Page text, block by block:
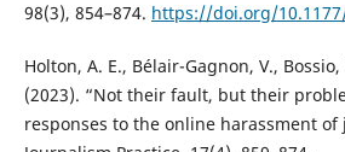
98(3), 854–874. https://doi.org/
Holton, A. E., Bélair-Gagnon, V.,
(2023). “Not their fault, but their
responses to the online harassment of